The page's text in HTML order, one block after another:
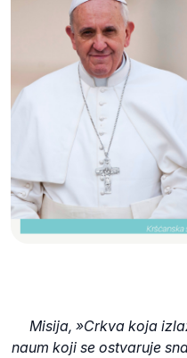
Misija, »Crkva koja
naum koji se ostvaruje